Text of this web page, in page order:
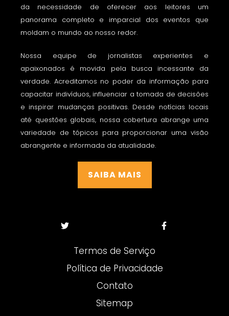
da necessidade de oferecer aos leitores um
panorama completo e imparcial dos eventos que
moldam o mundo ao nosso redor.
Nossa equipe de jornalistas experientes e
apaixonados é movida pela busca incessante da
verdade. Acreditamos no poder da informação para
capacitar indivíduos, influenciar a tomada de decisões
e inspirar mudanças positivas. Desde notícias locais
até questões globais, nossa cobertura abrange uma
variedade de tópicos para proporcionar uma visão
abrangente e informada da atualidade.
SAIBA MAIS
Termos de Serviço
Política de Privacidade
Contato
Sitemap